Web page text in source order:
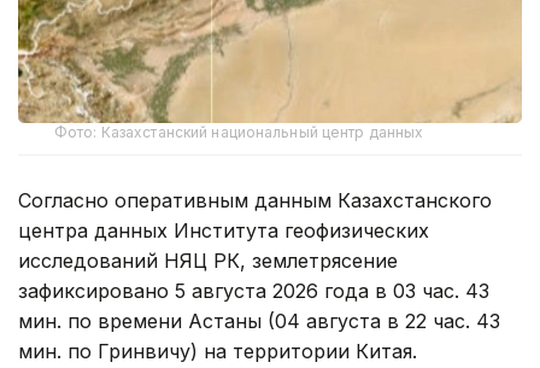
Фото: Казахстанский национальный центр данных
Согласно оперативным данным Казахстанского
центра данных Института геофизических
исследований НЯЦ РК, землетрясение
зафиксировано 5 августа 2026 года в 03 час. 43
мин. по времени Астаны (04 августа в 22 час. 43
мин. по Гринвичу) на территории Китая.